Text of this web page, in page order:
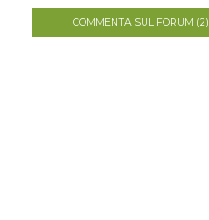
COMMENTA SUL FORUM (2)